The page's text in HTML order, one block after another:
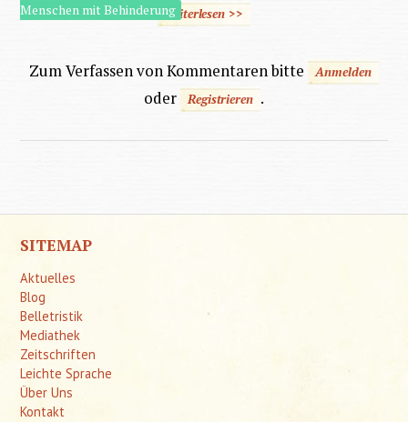
Menschen mit Behinderungweiterlesen
über Tag der Menschen mit
einfacher Sprache
>>
Zum Verfassen von Kommentaren bitte Anmelden
oder Registrieren .
SITEMAP
Aktuelles
Blog
Belletristik
Mediathek
Zeitschriften
Leichte Sprache
Über Uns
Kontakt